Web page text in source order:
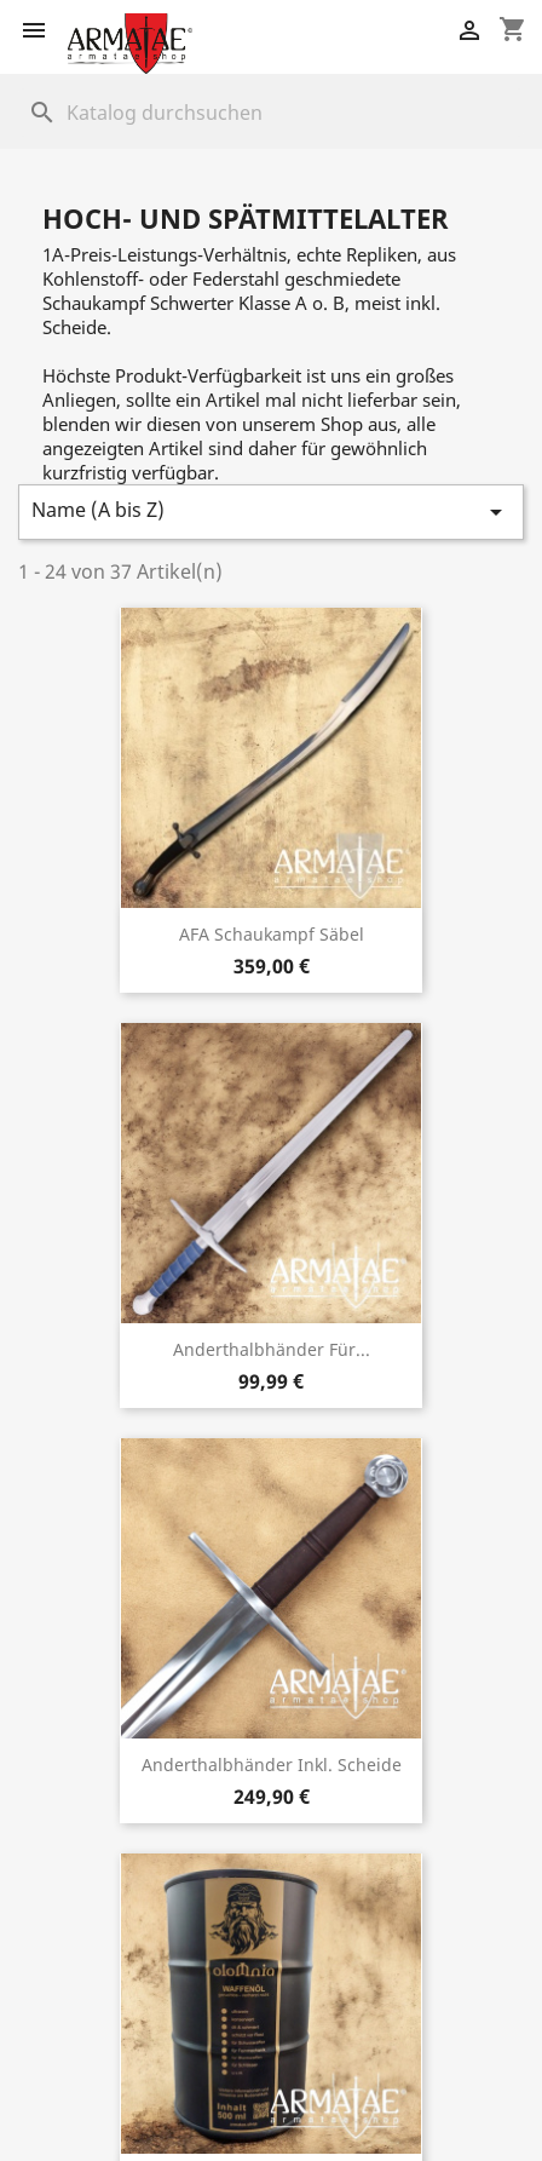
 shopping_cart

search
HOCH- UND SPÄTMITTELALTER
1A-Preis-Leistungs-Verhältnis, echte Repliken, aus
Kohlenstoff- oder Federstahl geschmiedete
Schaukampf Schwerter Klasse A o. B, meist inkl.
Scheide.
Höchste Produkt-Verfügbarkeit ist uns ein großes
Anliegen, sollte ein Artikel mal nicht lieferbar sein,
blenden wir diesen von unserem Shop aus, alle
angezeigten Artikel sind daher für gewöhnlich
kurzfristig verfügbar.
Name (A bis Z) 
1 - 24 von 37 Artikel(n)
AFA Schaukampf Säbel
359,00 €
Anderthalbhänder Für...
99,99 €
Anderthalbhänder Inkl. Scheide
249,90 €